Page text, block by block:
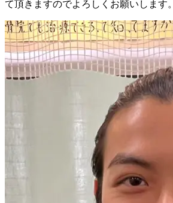
て頂きますのでよろしくお願いします。